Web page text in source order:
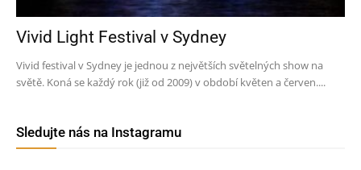
Vivid Light Festival v Sydney
Vivid festival v Sydney je jednou z největších světelných show na
světě. Koná se každý rok (již od 2009) v období květen a červen....
Sledujte nás na Instagramu